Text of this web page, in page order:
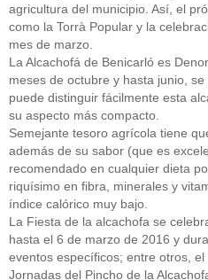
agricultura del municipio. Así, el
como la Torrà Popular y la
mes de marzo.
La Alcachofá de Benicarló es
meses de octubre y hasta junio,
puede distinguir fácilmente esta
su aspecto más compacto.
Semejante tesoro agrícola tiene
además de su sabor (que es
recomendado en cualquier dieta
riquísimo en fibra, minerales y
índice calórico muy bajo.
La Fiesta de la alcachofa se
hasta el 6 de marzo de 2016 y
eventos específicos; entre otros,
Jornadas del Pincho de la